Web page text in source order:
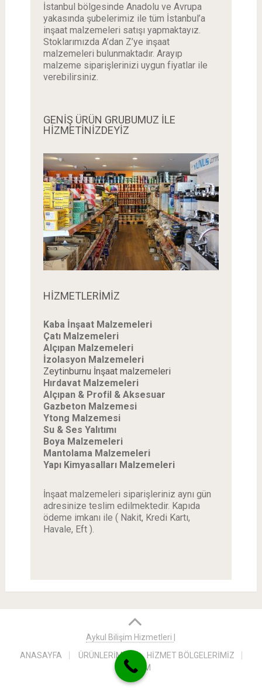
İstanbul bölgesinde Anadolu ve Avrupa
yakasında şubelerimiz ile tüm İstanbul’a
inşaat malzemeleri satışı yapmaktayız.
Stoklarımızda A’dan Z’ye inşaat
malzemeleri bulunmaktadır. Arayıp
malzeme siparişlerinizi uygun fiyatlar ile
verebilirsiniz.
GENİŞ ÜRÜN GRUBUMUZ İLE
HİZMETİNİZDEYİZ
HİZMETLERİMİZ
Kaba İnşaat Malzemeleri
Çatı Malzemeleri
Alçıpan Malzemeleri
İzolasyon Malzemeleri
Zeytinburnu İnşaat malzemeleri
Hırdavat Malzemeleri
Alçıpan & Profil & Aksesuar
Gazbeton Malzemesi
Ytong Malzemesi
Su & Ses Yalıtımı
Boya Malzemeleri
Mantolama Malzemeleri
Yapı Kimyasalları Malzemeleri
İnşaat malzemeleri siparişleriniz aynı gün
adresinize teslim edilmektedir. Kapıda
ödeme imkanı ile ( Nakit, Kredi Kartı,
Havale, Eft ).
Aykul Bilişim Hizmetleri |
ANASAYFA
ÜRÜNLERİMİZ
HİZMET BÖLGELERİMİZ
İLETİŞİM